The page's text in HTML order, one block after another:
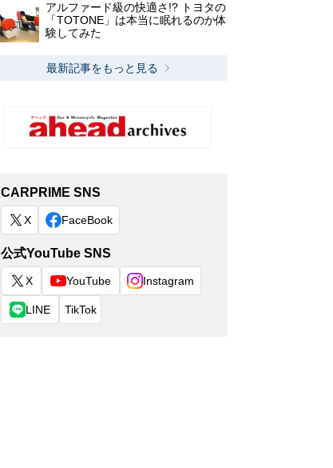
アルファード級の快適さ!? トヨタの
「TOTONE」は本当に眠れるのか体
験してみた
最新記事をもっと見る
CARPRIME SNS
X FaceBook
公式YouTube SNS
X YouTube Instagram
LINE TikTok